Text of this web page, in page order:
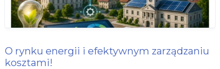
O rynku energii i efektywnym zarządzaniu
kosztami!